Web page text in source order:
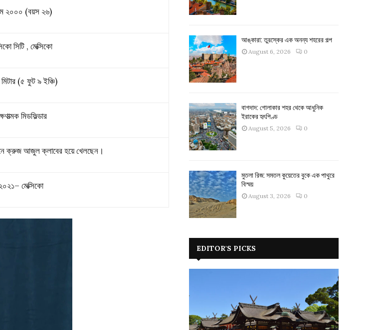
২০০০ (বয়স ২৬)
সিটি , মেক্সিকো
(৫ ফুট ৯ ইঞ্চি)
মিডফিল্ডার
ক্রুজ আজুল ক্লাবের হয়ে খেলছেন।
মেক্সিকো
আঙ্কারা: তুরস্কের এক অনন্য শহরের গল্প
August 6, 2026 0
বাগদাদ: গোলাকার শহর থেকে আধুনিক
ইরাকের হৃৎপিণ্ড
August 5, 2026 0
মুতলা রিজ: সমতল কুয়েতের বুকে এক পাথুরে
বিস্ময়
August 3, 2026 0
EDITOR'S PICKS